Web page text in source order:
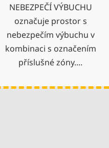
NEBEZPEČÍ VÝBUCHU
označuje prostor s
nebezpečím výbuchu v
kombinaci s označením
příslušné zóny....